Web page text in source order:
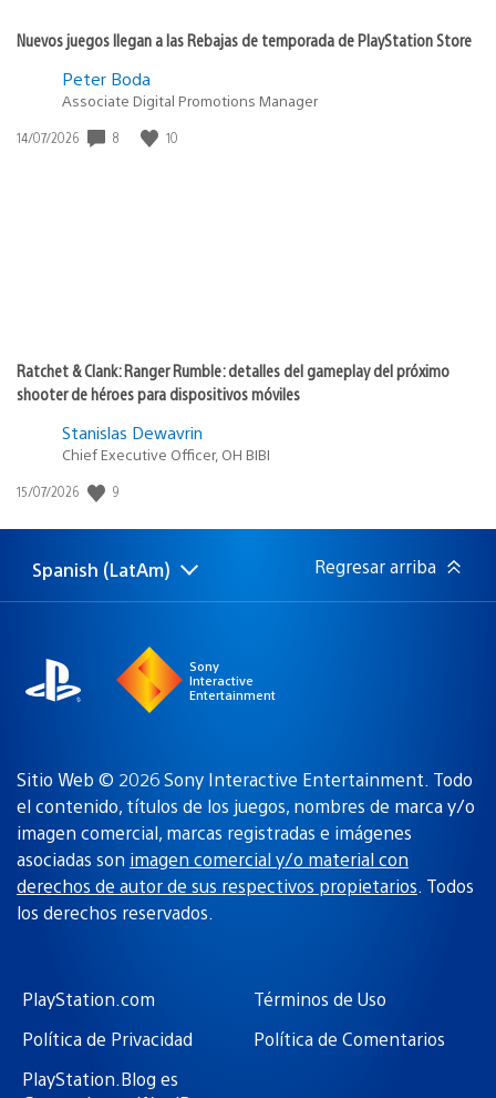
Nuevos juegos llegan a las Rebajas de temporada de PlayStation Store
Peter Boda
Associate Digital Promotions Manager
Fecha
14/07/2026 8 10
Ratchet & Clank: Ranger Rumble: detalles del gameplay del próximo
shooter de héroes para dispositivos móviles
Stanislas Dewavrin
Chief Executive Officer, OH BIBI
Fecha
publicación:
15/07/2026 9
Elige
Región
Spanish (LatAm) Regresar arriba
Sony
Interactive
Entertainment
Sitio Web © 2026 Sony Interactive Entertainment. Todo
el contenido, títulos de los juegos, nombres de marca y/o
imagen comercial, marcas registradas e imágenes
asociadas son imagen comercial y/o material con
derechos de autor de sus respectivos propietarios. Todos
los derechos reservados.
PlayStation.com
Términos de Uso
Política de Privacidad
Política de Comentarios
PlayStation.Blog es